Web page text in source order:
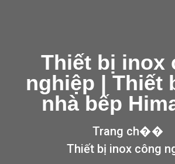
Thiết bị inox
nghiệp | Thiết
nhà bếp
Trang ch��
Thiết bị inox công